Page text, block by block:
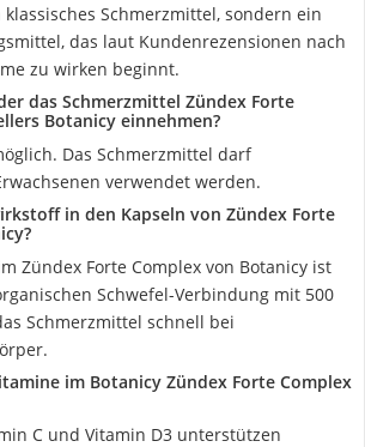
Schmerzmittel, sondern ein
das laut Kundenrezensionen nach
zu wirken beginnt.
das Schmerzmittel Zündex Forte
Botanicy einnehmen?
Das Schmerzmittel darf
verwendet werden.
in den Kapseln von Zündex Forte
Zündex Forte Complex von Botanicy ist
Schwefel-Verbindung mit 500
Schmerzmittel schnell bei
im Botanicy Zündex Forte Complex
C und Vitamin D3 unterstützen